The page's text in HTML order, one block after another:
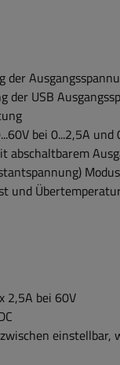
der
der USB
bei 0...2,5A und
abschaltbarem
und
2,5A bei 60V
einstellbar,